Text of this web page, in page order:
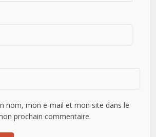
nom, mon e-mail et mon site dans le
prochain commentaire.